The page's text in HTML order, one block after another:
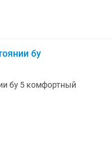
бу
бу 5 комфортный